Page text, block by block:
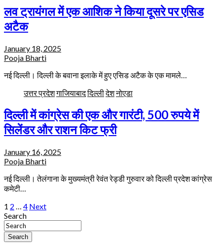
लव ट्रायंगल में एक आशिक ने किया दूसरे पर एसिड
अटैक
January 18, 2025
Pooja Bharti
नई दिल्ली। दिल्ली के बवाना इलाके में हुए एसिड अटैक के एक मामले…
उत्तर प्रदेशगाजियाबाददिल्लीदेशनोएडा
दिल्ली में कांग्रेस की एक और गारंटी, 500 रुपये में
सिलेंडर और राशन किट फ्री
January 16, 2025
Pooja Bharti
नई दिल्ली। तेलंगाना के मुख्यमंत्री रेवंत रेड्डी गुरुवार को दिल्ली प्रदेश कांग्रेस
कमेटी…
Posts
pagination
1 2 … 4 Next
Search
Search